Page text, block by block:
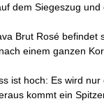
dem Siegeszug
Brut Rosé
einem ganzen
ist hoch: Es wird
kommt ein